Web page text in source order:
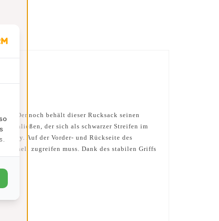
Dennoch behält dieser Rucksack seinen
schließen, der sich als schwarzer Streifen im
Auf der Vorder- und Rückseite des
schnell zugreifen muss. Dank des stabilen Griffs